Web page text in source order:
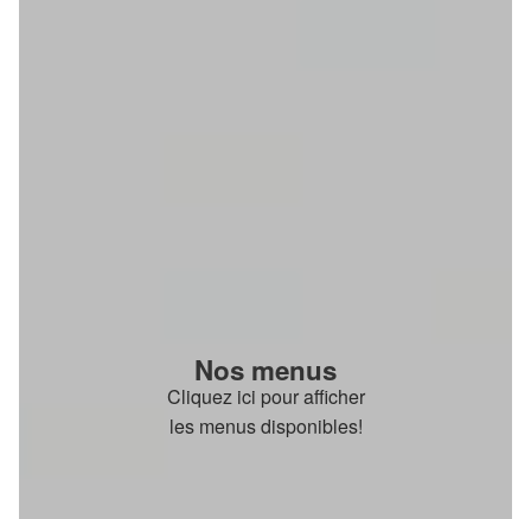
Nos menus
Cliquez ici pour afficher
les menus disponibles!